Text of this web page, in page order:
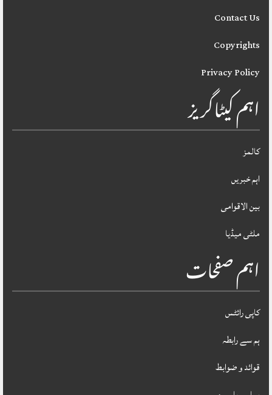
Contact Us
Copyrights
Privacy Policy
اہم کیٹاگریز
کالمز
اہم خبریں
بین الاقوامی
ملٹی میڈیا
اہم صفحات
کاپی رائٹس
ہم سے رابطہ
قوائد و ضوابط